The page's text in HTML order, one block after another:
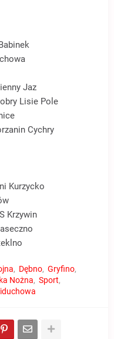
Jaz
Lisie Pole
Cychry
Kurzycko
Krzywin
Dębno Gryfino
Nożna
Sport